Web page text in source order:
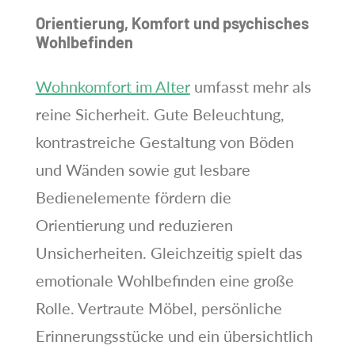
Orientierung, Komfort und psychisches
Wohlbefinden
Wohnkomfort im Alterumfasst mehr als
reine Sicherheit. Gute Beleuchtung,
kontrastreiche Gestaltung von Böden
und Wänden sowie gut lesbare
Bedienelemente fördern die
Orientierung und reduzieren
Unsicherheiten. Gleichzeitig spielt das
emotionale Wohlbefinden eine große
Rolle. Vertraute Möbel, persönliche
Erinnerungsstücke und ein übersichtlich